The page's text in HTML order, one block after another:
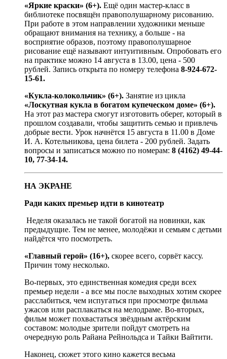
«Яркие краски» (6+). Ещё один мастер-класс в
библиотеке посвящён правополушарному рисованию.
При работе в этом направлении художники меньше
обращают внимания на технику, а больше - на
восприятие образов, поэтому правополушарное
рисование ещё называют интуитивным. Опробовать его
на практике можно 14 августа в 13.00, цена - 500
рублей. Запись открыта по номеру телефона 8-924-672-
15-61.
«Кукла-колокольчик» (6+). Занятие из цикла
«Лоскутная кукла в богатом купеческом доме» (6+).
На этот раз мастера смогут изготовить оберег, который в
прошлом создавали, чтобы защитить семью и привлечь
добрые вести. Урок начнётся 15 августа в 11.00 в Доме
И. А. Котельникова, цена билета - 200 рублей. Задать
вопросы и записаться можно по номерам: 8 (4162) 49-44-
10, 77-34-14.
НА ЭКРАНЕ
Ради каких премьер идти в кинотеатр
Неделя оказалась не такой богатой на новинки, как
предыдущие. Тем не менее, молодёжи и семьям с детьми
найдётся что посмотреть.
«Главный герой» (16+), скорее всего, сорвёт кассу.
Причин тому несколько.
Во-первых, это единственная комедия среди всех
премьер недели - а все мы после выходных хотим скорее
расслабиться, чем испугаться при просмотре фильма
ужасов или расплакаться на мелодраме. Во-вторых,
фильм может похвастаться звёздным актёрским
составом: молодые зрители пойдут смотреть на
очередную роль Райана Рейнольдса и Тайки Вайтити.
Наконец, сюжет этого кино кажется весьма